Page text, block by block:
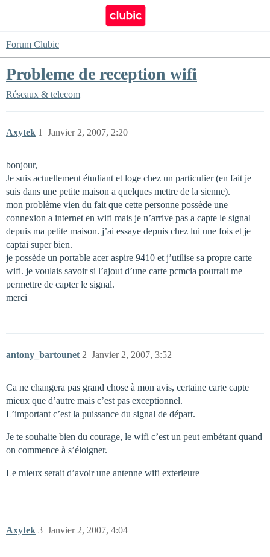
Forum Clubic
Probleme de reception wifi
Réseaux & telecom
Axytek Janvier 2, 2007, 2:20
1
bonjour,
Je suis actuellement étudiant et loge chez un particulier (en fait je
suis dans une petite maison a quelques mettre de la sienne).
mon problème vien du fait que cette personne possède une
connexion a internet en wifi mais je n’arrive pas a capte le signal
depuis ma petite maison. j’ai essaye depuis chez lui une fois et je
captai super bien.
je possède un portable acer aspire 9410 et j’utilise sa propre carte
wifi. je voulais savoir si l’ajout d’une carte pcmcia pourrait me
permettre de capter le signal.
merci
antony_bartounet Janvier 2, 2007, 3:52
2
Ca ne changera pas grand chose à mon avis, certaine carte capte
mieux que d’autre mais c’est pas exceptionnel.
L’important c’est la puissance du signal de départ.
Je te souhaite bien du courage, le wifi c’est un peut embétant quand
on commence à s’éloigner.
Le mieux serait d’avoir une antenne wifi exterieure
Axytek Janvier 2, 2007, 4:04
3